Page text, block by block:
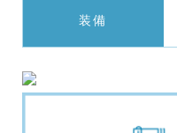
装備